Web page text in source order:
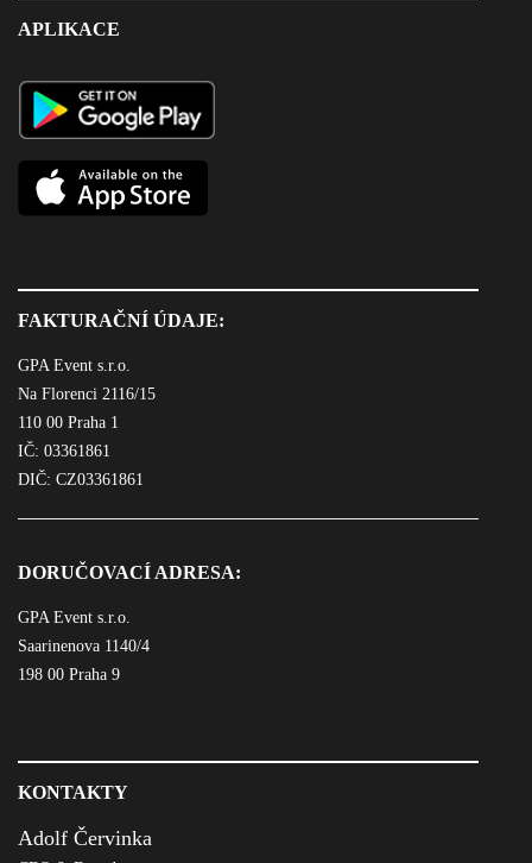
APLIKACE
FAKTURAČNÍ ÚDAJE:
GPA Event s.r.o.
Na Florenci 2116/15
110 00 Praha 1
IČ: 03361861
DIČ: CZ03361861
DORUČOVACÍ ADRESA:
GPA Event s.r.o.
Saarinenova 1140/4
198 00 Praha 9
KONTAKTY
Adolf Červinka